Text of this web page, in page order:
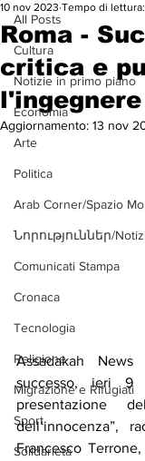
All Posts
Cultura
Notizie in primo piano
Economia
Arte
Politica
Arab Corner/Spazio
Նորություններ/
Comunicati Stampa
Cronaca
Tecnologia
Religione
Migrazione e Rifugiati
Sport
Solidarietà
Roma -
critica e
10 nov 2023 Tempo di
Aggiornamento: 13 nov
Assadakah
successo, ieri 9
presentazione
dell’innocenza”,
Francesco